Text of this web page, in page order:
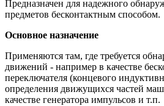
Предназначен для надежного
предметов бесконтактным способом.
Основное назначение
Применяются там, где требуется
движений - например в качестве
переключателя (концевого
определения движущихся частей
качестве генератора импульсов и т.п.